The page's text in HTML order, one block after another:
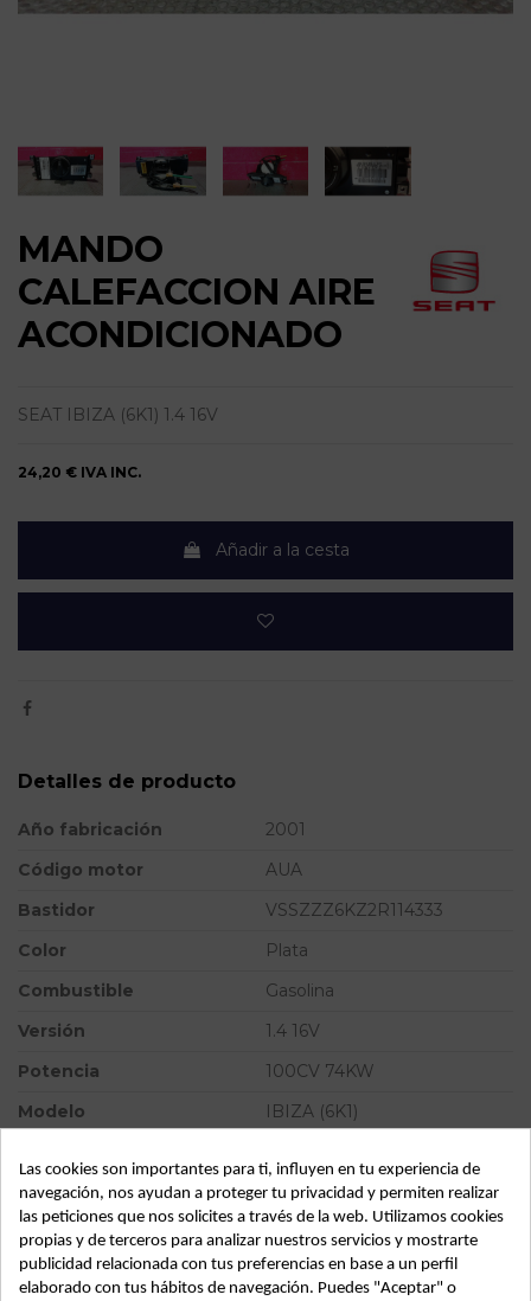
MANDO
CALEFACCION AIRE
ACONDICIONADO
SEAT IBIZA (6K1) 1.4 16V
24,20 € IVA INC.
Añadir a la cesta
Detalles de producto
Año fabricación
2001
Código motor
AUA
Bastidor
VSSZZZ6KZ2R114333
Color
Plata
Combustible
Gasolina
Versión
1.4 16V
Potencia
100CV 74KW
Modelo
IBIZA (6K1)
Almacén
49349
SubAlmacén
362
SubSubAlmacén
100028995
Las cookies son importantes para ti, influyen en tu experiencia de
navegación, nos ayudan a proteger tu privacidad y permiten realizar
las peticiones que nos solicites a través de la web. Utilizamos cookies
propias y de terceros para analizar nuestros servicios y mostrarte
publicidad relacionada con tus preferencias en base a un perfil
elaborado con tus hábitos de navegación. Puedes "Aceptar" o